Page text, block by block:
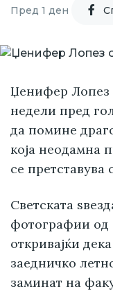
Пред 1 ден
Џенифер Лопез
недели пред
да помине
која неодамна
се
Светската
фотографии од
откривајќи
заедничко
заминат на